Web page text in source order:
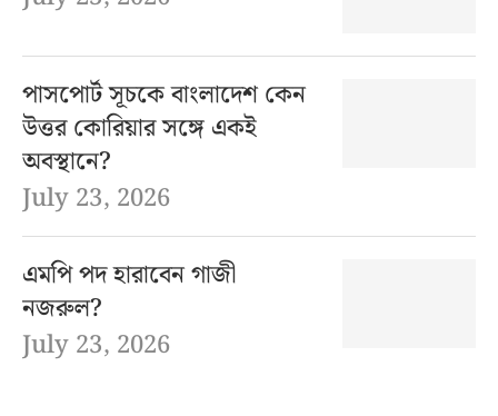
পাসপোর্ট সূচকে বাংলাদেশ কেন
উত্তর কোরিয়ার সঙ্গে একই
অবস্থানে?
July 23, 2026
এমপি পদ হারাবেন গাজী
নজরুল?
July 23, 2026